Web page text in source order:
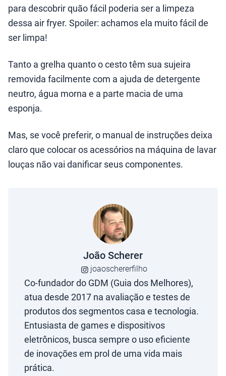
para descobrir quão fácil poderia ser a limpeza
dessa air fryer. Spoiler: achamos ela muito fácil de
ser limpa!
Tanto a grelha quanto o cesto têm sua sujeira
removida facilmente com a ajuda de detergente
neutro, água morna e a parte macia de uma
esponja.
Mas, se você preferir, o manual de instruções deixa
claro que colocar os acessórios na máquina de lavar
louças não vai danificar seus componentes.
João Scherer
joaoschererfilho
Co-fundador do GDM (Guia dos Melhores),
atua desde 2017 na avaliação e testes de
produtos dos segmentos casa e tecnologia.
Entusiasta de games e dispositivos
eletrônicos, busca sempre o uso eficiente
de inovações em prol de uma vida mais
prática.